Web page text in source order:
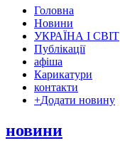
Головна
Новини
УКРАЇНА І СВІТ
Публікації
афіша
Карикатури
контакти
+Додати новину
новини